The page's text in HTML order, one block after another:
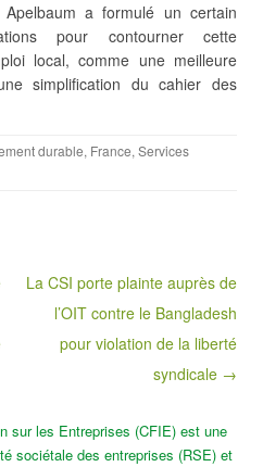
a formulé un certain
pour contourner cette
local, comme une meilleure
simplification du cahier des
durable, France, Services
La CSI porte plainte auprès de
l’OIT contre le Bangladesh
pour violation de la liberté
syndicale →
sur les Entreprises (CFIE) est une
sociétale des entreprises (RSE) et